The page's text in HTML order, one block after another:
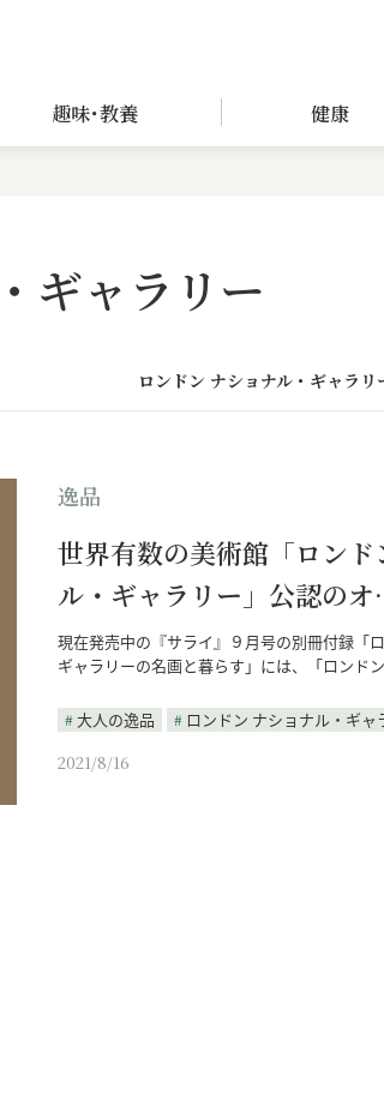
趣味･教養 健康
ギャラリー
ロンドン ナショナル・ギャラ
逸品
世界有数の美術館「ロンド
ル・ギャラリー」公認の
現在発売中の『サライ』９月号の別冊付録「
ギャラリーの名画と暮らす」には、「ロンド
大人の逸品
ロンドン ナショナル・ギャ
2021/8/16